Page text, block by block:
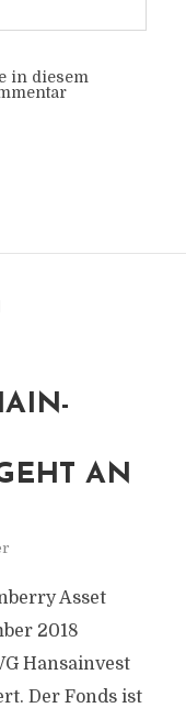
in diesem
AN
Asset
2018
Hansainvest
Der Fonds ist